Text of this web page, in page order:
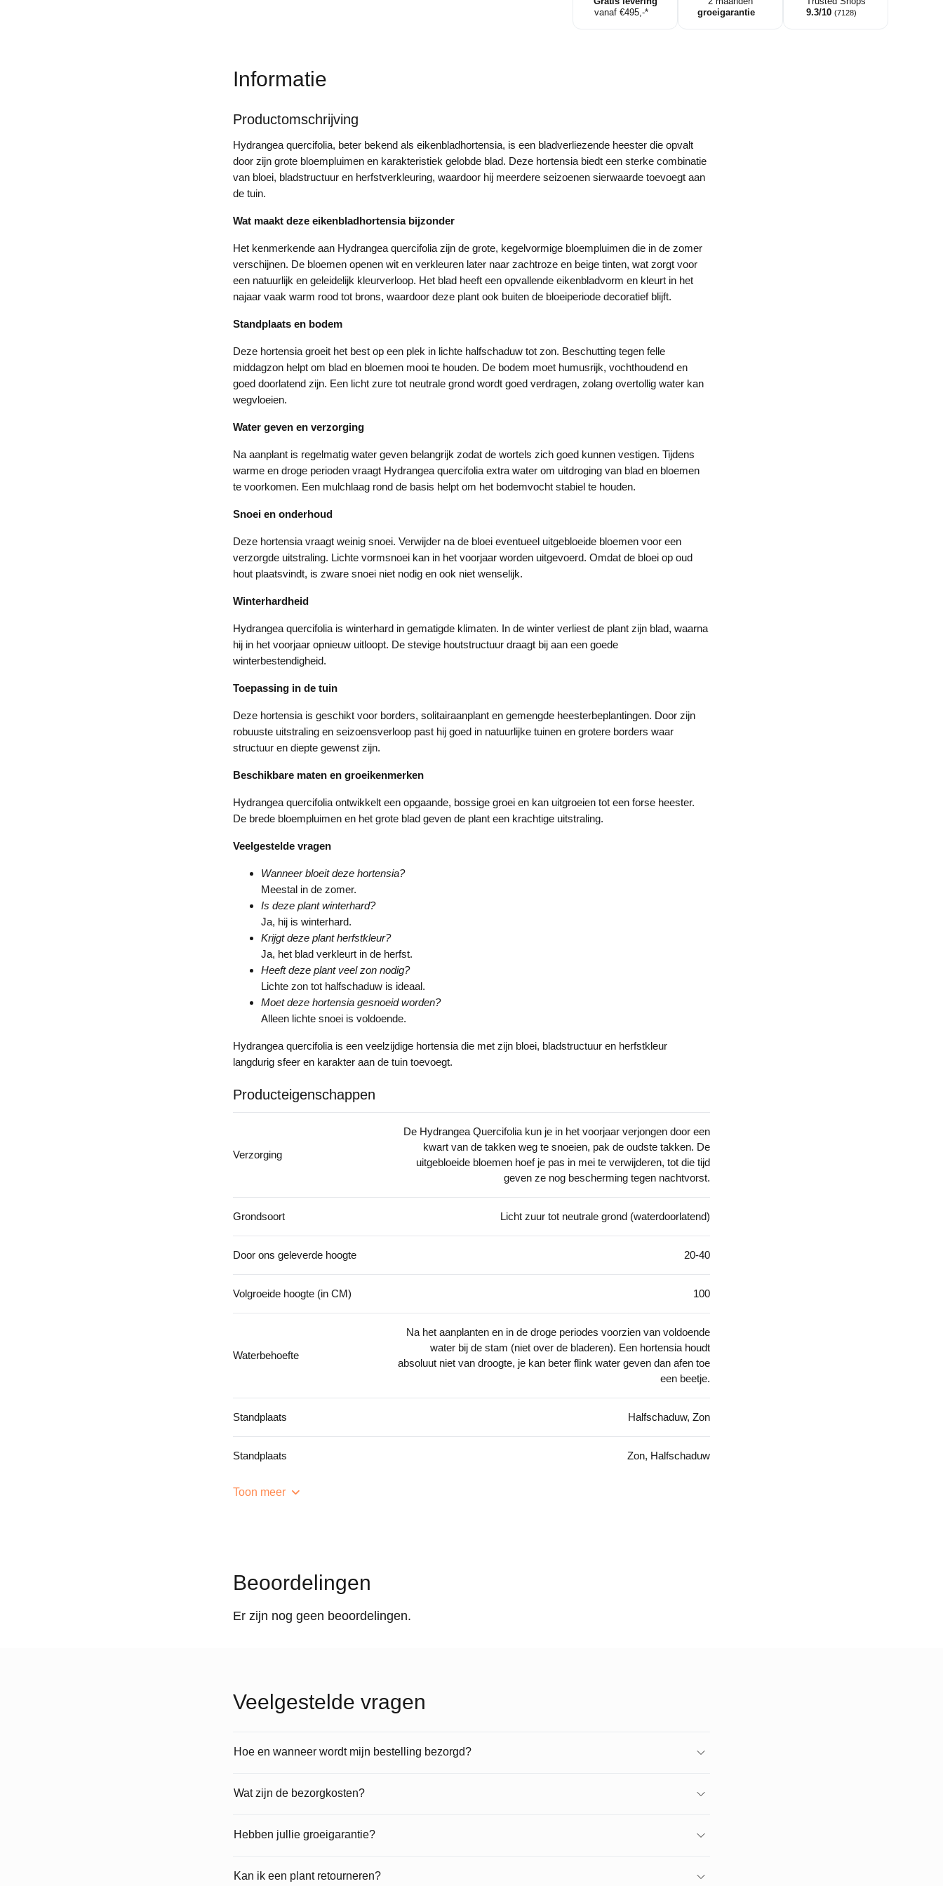
vanaf €495,-*
groeigarantie
9.3/10 (7128)
Informatie
Productomschrijving
Hydrangea quercifolia, beter bekend als eikenbladhortensia, is een bladverliezende heester die opvalt
door zijn grote bloempluimen en karakteristiek gelobde blad. Deze hortensia biedt een sterke combinatie
van bloei, bladstructuur en herfstverkleuring, waardoor hij meerdere seizoenen sierwaarde toevoegt aan
de tuin.
Wat maakt deze eikenbladhortensia bijzonder
Het kenmerkende aan Hydrangea quercifolia zijn de grote, kegelvormige bloempluimen die in de zomer
verschijnen. De bloemen openen wit en verkleuren later naar zachtroze en beige tinten, wat zorgt voor
een natuurlijk en geleidelijk kleurverloop. Het blad heeft een opvallende eikenbladvorm en kleurt in het
najaar vaak warm rood tot brons, waardoor deze plant ook buiten de bloeiperiode decoratief blijft.
Standplaats en bodem
Deze hortensia groeit het best op een plek in lichte halfschaduw tot zon. Beschutting tegen felle
middagzon helpt om blad en bloemen mooi te houden. De bodem moet humusrijk, vochthoudend en
goed doorlatend zijn. Een licht zure tot neutrale grond wordt goed verdragen, zolang overtollig water kan
wegvloeien.
Water geven en verzorging
Na aanplant is regelmatig water geven belangrijk zodat de wortels zich goed kunnen vestigen. Tijdens
warme en droge perioden vraagt Hydrangea quercifolia extra water om uitdroging van blad en bloemen
te voorkomen. Een mulchlaag rond de basis helpt om het bodemvocht stabiel te houden.
Snoei en onderhoud
Deze hortensia vraagt weinig snoei. Verwijder na de bloei eventueel uitgebloeide bloemen voor een
verzorgde uitstraling. Lichte vormsnoei kan in het voorjaar worden uitgevoerd. Omdat de bloei op oud
hout plaatsvindt, is zware snoei niet nodig en ook niet wenselijk.
Winterhardheid
Hydrangea quercifolia is winterhard in gematigde klimaten. In de winter verliest de plant zijn blad, waarna
hij in het voorjaar opnieuw uitloopt. De stevige houtstructuur draagt bij aan een goede
winterbestendigheid.
Toepassing in de tuin
Deze hortensia is geschikt voor borders, solitairaanplant en gemengde heesterbeplantingen. Door zijn
robuuste uitstraling en seizoensverloop past hij goed in natuurlijke tuinen en grotere borders waar
structuur en diepte gewenst zijn.
Beschikbare maten en groeikenmerken
Hydrangea quercifolia ontwikkelt een opgaande, bossige groei en kan uitgroeien tot een forse heester.
De brede bloempluimen en het grote blad geven de plant een krachtige uitstraling.
Veelgestelde vragen
Wanneer bloeit deze hortensia?
Meestal in de zomer.
Is deze plant winterhard?
Ja, hij is winterhard.
Krijgt deze plant herfstkleur?
Ja, het blad verkleurt in de herfst.
Heeft deze plant veel zon nodig?
Lichte zon tot halfschaduw is ideaal.
Moet deze hortensia gesnoeid worden?
Alleen lichte snoei is voldoende.
Hydrangea quercifolia is een veelzijdige hortensia die met zijn bloei, bladstructuur en herfstkleur
langdurig sfeer en karakter aan de tuin toevoegt.
Producteigenschappen
Verzorging
De Hydrangea Quercifolia kun je in het voorjaar verjongen door een
kwart van de takken weg te snoeien, pak de oudste takken. De
uitgebloeide bloemen hoef je pas in mei te verwijderen, tot die tijd
geven ze nog bescherming tegen nachtvorst.
Grondsoort Licht zuur tot neutrale grond (waterdoorlatend)
Door ons geleverde hoogte 20-40
Volgroeide hoogte (in CM) 100
Waterbehoefte
Na het aanplanten en in de droge periodes voorzien van voldoende
water bij de stam (niet over de bladeren). Een hortensia houdt
absoluut niet van droogte, je kan beter flink water geven dan afen toe
een beetje.
Standplaats Halfschaduw, Zon
Standplaats Zon, Halfschaduw
Toon meer
Beoordelingen
Er zijn nog geen beoordelingen.
Veelgestelde vragen
Hoe en wanneer wordt mijn bestelling bezorgd?
Wat zijn de bezorgkosten?
Hebben jullie groeigarantie?
Kan ik een plant retourneren?